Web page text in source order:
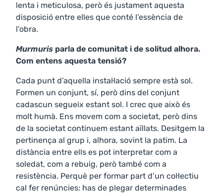
lenta i meticulosa, però és justament aquesta
disposició entre elles que conté l’essència de
l’obra.
Murmuris parla de comunitat i de solitud alhora.
Com entens aquesta tensió?
Cada punt d’aquella instal·lació sempre està sol.
Formen un conjunt, sí, però dins del conjunt
cadascun segueix estant sol. I crec que això és
molt humà. Ens movem com a societat, però dins
de la societat continuem estant aïllats. Desitgem la
pertinença al grup i, alhora, sovint la patim. La
distància entre ells es pot interpretar com a
soledat, com a rebuig, però també com a
resistència. Perquè per formar part d’un col·lectiu
cal fer renúncies: has de plegar determinades